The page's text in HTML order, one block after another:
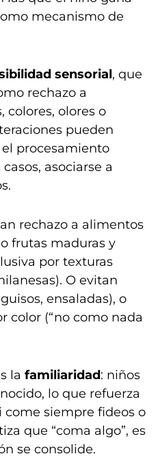
mecanismo de
sensorial, que
rechazo a
colores, olores o
pueden
procesamiento
asociarse a
rechazo a alimentos
frutas maduras y
por texturas
O evitan
ensaladas), o
color (“no como nada
la familiaridad: niños
lo que refuerza
come siempre fideos o
que “coma algo”, es
se consolide.